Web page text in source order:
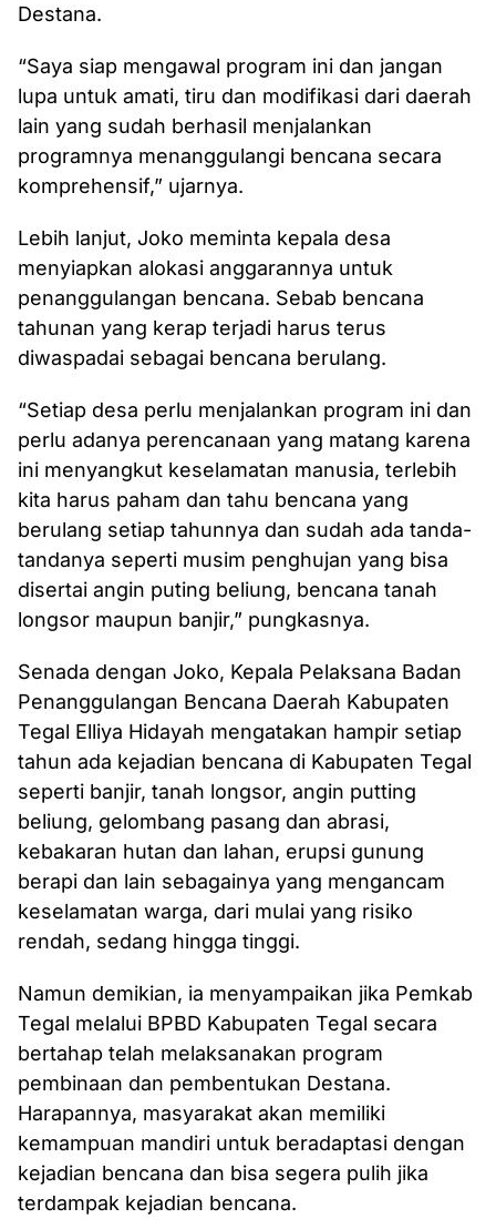
Destana.
“Saya siap mengawal program ini dan jangan
lupa untuk amati, tiru dan modifikasi dari daerah
lain yang sudah berhasil menjalankan
programnya menanggulangi bencana secara
komprehensif,” ujarnya.
Lebih lanjut, Joko meminta kepala desa
menyiapkan alokasi anggarannya untuk
penanggulangan bencana. Sebab bencana
tahunan yang kerap terjadi harus terus
diwaspadai sebagai bencana berulang.
“Setiap desa perlu menjalankan program ini dan
perlu adanya perencanaan yang matang karena
ini menyangkut keselamatan manusia, terlebih
kita harus paham dan tahu bencana yang
berulang setiap tahunnya dan sudah ada tanda-
tandanya seperti musim penghujan yang bisa
disertai angin puting beliung, bencana tanah
longsor maupun banjir,” pungkasnya.
Senada dengan Joko, Kepala Pelaksana Badan
Penanggulangan Bencana Daerah Kabupaten
Tegal Elliya Hidayah mengatakan hampir setiap
tahun ada kejadian bencana di Kabupaten Tegal
seperti banjir, tanah longsor, angin putting
beliung, gelombang pasang dan abrasi,
kebakaran hutan dan lahan, erupsi gunung
berapi dan lain sebagainya yang mengancam
keselamatan warga, dari mulai yang risiko
rendah, sedang hingga tinggi.
Namun demikian, ia menyampaikan jika Pemkab
Tegal melalui BPBD Kabupaten Tegal secara
bertahap telah melaksanakan program
pembinaan dan pembentukan Destana.
Harapannya, masyarakat akan memiliki
kemampuan mandiri untuk beradaptasi dengan
kejadian bencana dan bisa segera pulih jika
terdampak kejadian bencana.